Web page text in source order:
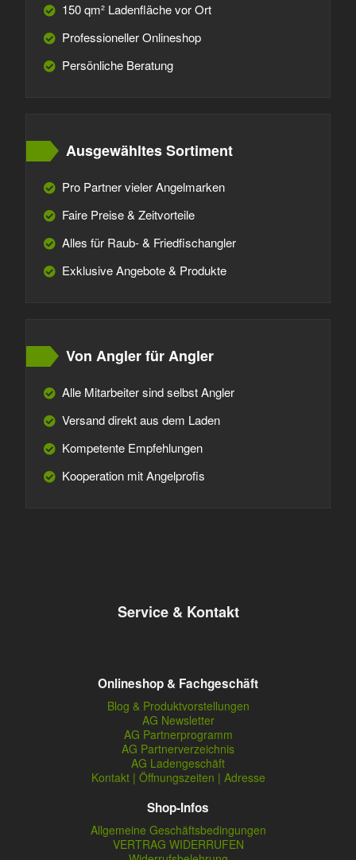
150 qm² Ladenfläche vor Ort
Professioneller Onlineshop
Persönliche Beratung
Ausgewähltes Sortiment
Pro Partner vieler Angelmarken
Faire Preise & Zeitvorteile
Alles für Raub- & Friedfischangler
Exklusive Angebote & Produkte
Von Angler für Angler
Alle Mitarbeiter sind selbst Angler
Versand direkt aus dem Laden
Kompetente Empfehlungen
Kooperation mit Angelprofis
Service & Kontakt
Onlineshop & Fachgeschäft
Blog & Produktvorstellungen
AG Newsletter
AG Partnerprogramm
AG Partnerverzeichnis
AG Ladengeschäft
Kontakt | Öffnungszeiten | Adresse
Shop-Infos
Allgemeine Geschäftsbedingungen
VERTRAG WIDERRUFEN